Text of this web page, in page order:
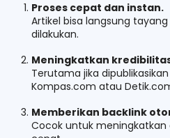
Proses cepat dan instan.
Artikel bisa langsung
dilakukan.
Meningkatkan
Terutama jika
Kompas.com atau
Memberikan backlink
Cocok untuk